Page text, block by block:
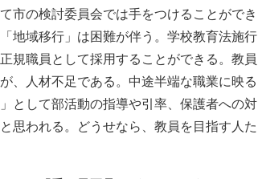
市の検討委員会では手をつけることができ
地域移行」は困難が伴う。学校教育法施行
規職員として採用することができる。教員
、人材不足である。中途半端な職業に映る
として部活動の指導や引率、保護者への対
思われる。どうせなら、教員を目指す人た